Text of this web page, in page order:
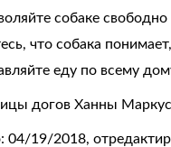
собаке
что собака
еду по всему
догов Ханны Маркус
04/19/2018,